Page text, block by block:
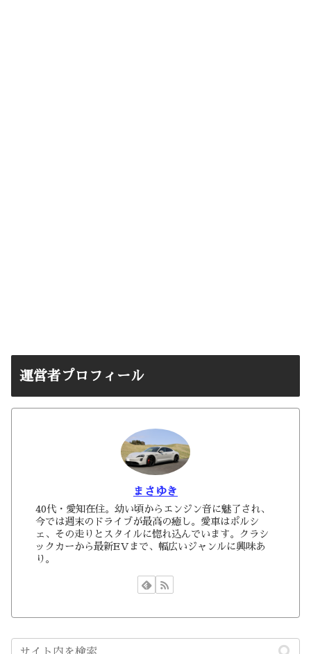
運営者プロフィール
まさゆき
40代・愛知在住。幼い頃からエンジン音に魅了され、
今では週末のドライブが最高の癒し。愛車はポルシ
ェ、その走りとスタイルに惚れ込んでいます。クラシ
ックカーから最新EVまで、幅広いジャンルに興味あ
り。